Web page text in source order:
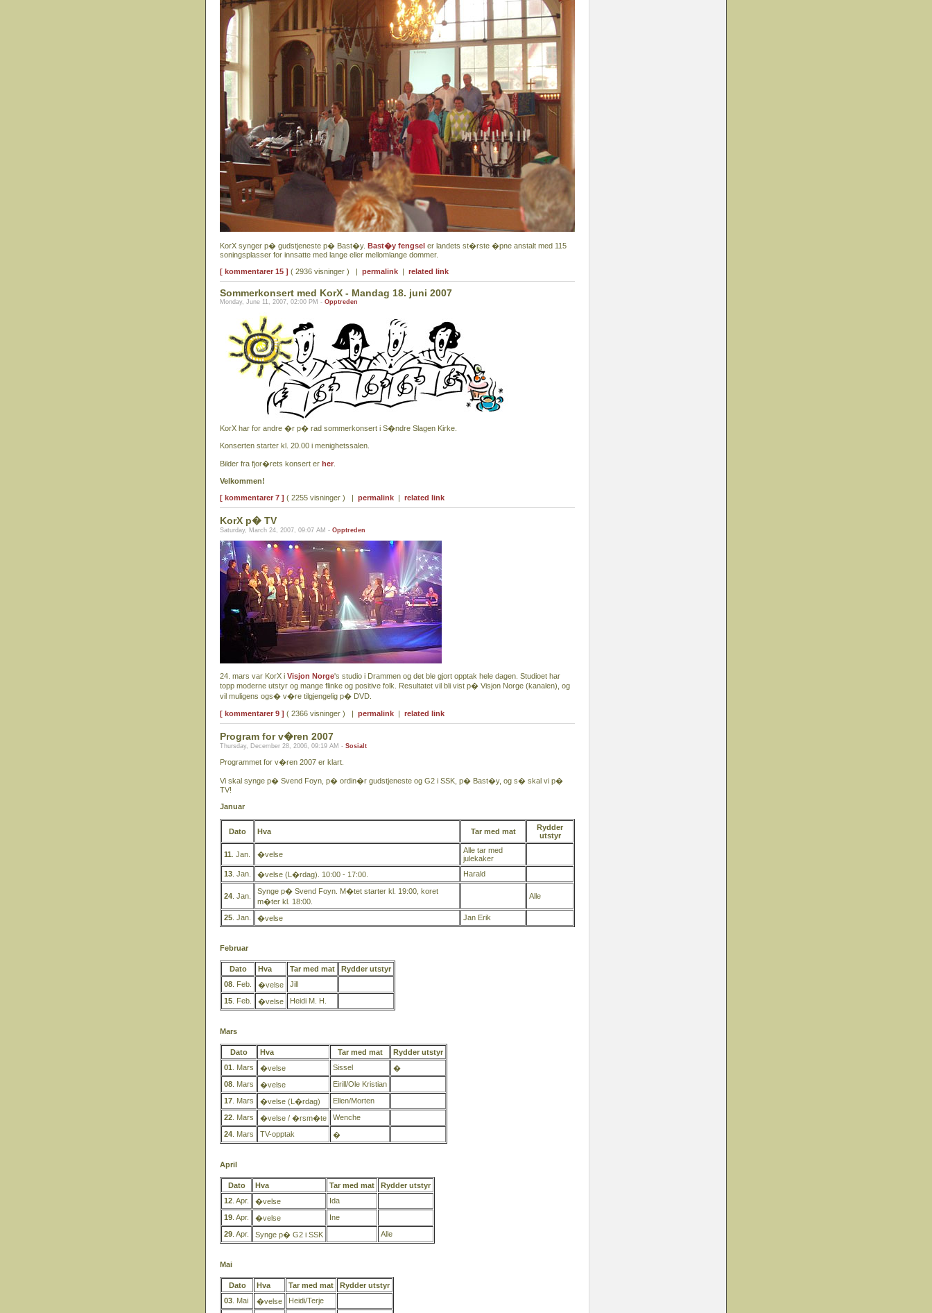
KorX synger p� gudstjeneste p� Bast�y. Bast�y fengsel er landets st�rste �pne anstalt med 115
soningsplasser for innsatte med lange eller mellomlange dommer.
[ kommentarer 15 ] ( 2936 visninger ) | permalink | related link
Sommerkonsert med KorX - Mandag 18. juni 2007
Monday, June 11, 2007, 02:00 PM - Opptreden
KorX har for andre �r p� rad sommerkonsert i S�ndre Slagen Kirke.
Konserten starter kl. 20.00 i menighetssalen.
Bilder fra fjor�rets konsert er her
Velkommen!
[ kommentarer 7 ] ( 2255 visninger ) | permalink | related link
KorX p� TV
Saturday, March 24, 2007, 09:07 AM - Opptreden
24. mars var KorX i Visjon Norge's studio i Drammen og det ble gjort opptak hele dagen. Studioet har
topp moderne utstyr og mange flinke og positive folk. Resultatet vil bli vist p� Visjon Norge (kanalen), og
vil muligens ogs� v�re tilgjengelig p� DVD.
[ kommentarer 9 ] ( 2366 visninger ) | permalink | related link
Program for v�ren 2007
Thursday, December 28, 2006, 09:19 AM - Sosialt
Programmet for v�ren 2007 er klart.
Vi skal synge p� Svend Foyn, p� ordin�r gudstjeneste og G2 i SSK, p� Bast�y, og s� skal vi p�
TV!
Januar
Dato Hva Tar med mat
Rydder
utstyr
11 . Jan. �velse
Alle tar med
julekaker
13 . Jan. �velse (L�rdag). 10:00 - 17:00. Harald
24 . Jan.
Synge p� Svend Foyn. M�tet starter kl. 19:00, koret
m�ter kl. 18:00.
Alle
25 . Jan. �velse Jan Erik
Februar
Dato Hva Tar med mat
Rydder utstyr
08 . Feb. �velse
Jill
15 . Feb. �velse Heidi M. H.
Mars
Dato Hva Tar med mat
Rydder utstyr
01 . Mars �velse Sissel
�
08 . Mars �velse
Eirill/Ole Kristian
17 . Mars �velse (L�rdag)
Ellen/Morten
22 . Mars �velse / �rsm�te
Wenche
24 . Mars TV-opptak �
April
Dato Hva Tar med mat
Rydder utstyr
12 . Apr. �velse
Ida
19 . Apr. �velse
Ine
29 . Apr. Synge p� G2 i SSK Alle
Mai
Dato Hva Tar med mat
Rydder utstyr
03 . Mai �velse Heidi/Terje